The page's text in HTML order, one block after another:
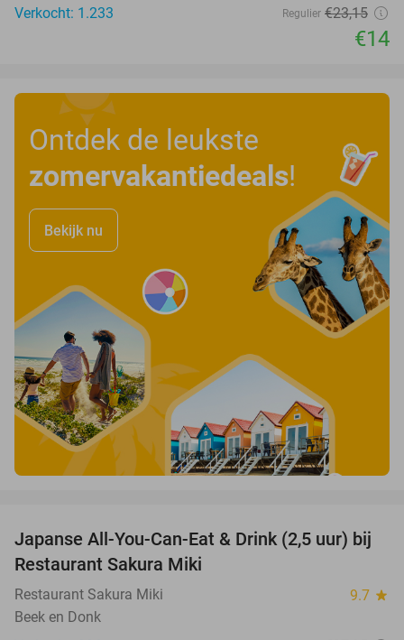
Verkocht: 1.233 Regulier €23,15
€14
Ontdek de leukste
zomervakantiedeals!
Bekijk nu
13%
Japanse All-You-Can-Eat & Drink (2,5 uur) bij
Restaurant Sakura Miki
Restaurant Sakura Miki 9.7 star
Beek en Donk